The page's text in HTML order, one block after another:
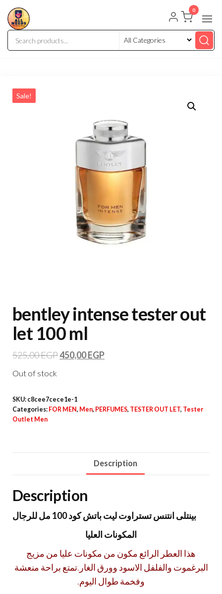
0
Sale!
bentley intense tester out
let 100 ml
525,00EGP450,00EGP
Out of stock
SKU: c8cee7cece1e-1
Categories: FOR MEN, Men, PERFUMES, TESTER OUT LET, Tester
Outlet Men
Description
Description
بينتلى انتنس تستراوت ليت باتش كود 100 مل للرجال
المكونات العليا
هذا العطر الرائع مكون من مكونات عليا من مزيج
البرغموت والفلفل الاسود وورق الغار.تمتع براحة منعشة
وفخمة طوال اليوم.